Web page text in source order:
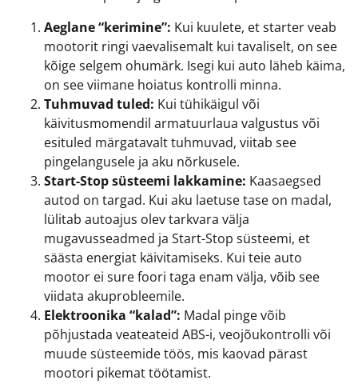
Aeglane “kerimine”: Kui kuulete, et starter veab
mootorit ringi vaevalisemalt kui tavaliselt, on see
kõige selgem ohumärk. Isegi kui auto läheb käima,
on see viimane hoiatus kontrolli minna.
Tuhmuvad tuled: Kui tühikäigul või
käivitusmomendil armatuurlaua valgustus või
esituled märgatavalt tuhmuvad, viitab see
pingelangusele ja aku nõrkusele.
Start-Stop süsteemi lakkamine: Kaasaegsed
autod on targad. Kui aku laetuse tase on madal,
lülitab autoajus olev tarkvara välja
mugavusseadmed ja Start-Stop süsteemi, et
säästa energiat käivitamiseks. Kui teie auto
mootor ei sure foori taga enam välja, võib see
viidata akuprobleemile.
Elektroonika “kalad”: Madal pinge võib
põhjustada veateateid ABS-i, veojõukontrolli või
muude süsteemide töös, mis kaovad pärast
mootori pikemat töötamist.